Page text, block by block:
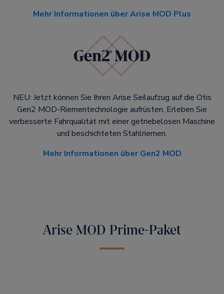
Mehr Informationen über Arise MOD Plus
NEU: Jetzt können Sie Ihren Arise Seilaufzug auf die Otis
Gen2 MOD-Riementechnologie aufrüsten. Erleben Sie
verbesserte Fahrqualität mit einer getriebelosen Maschine
und beschichteten Stahlriemen.
Mehr Informationen über Gen2 MOD
Arise MOD Prime-Paket